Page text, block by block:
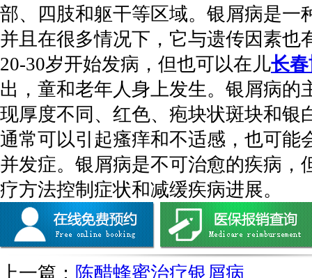
部、四肢和躯干等区域。银屑病是一
并且在很多情况下，它与遗传因素也
20-30岁开始发病，但也可以在儿长
出，童和老年人身上发生。银屑病的
现厚度不同、红色、疱块状斑块和银
通常可以引起瘙痒和不适感，也可能
并发症。银屑病是不可治愈的疾病，
疗方法控制症状和减缓疾病进展。
上一篇： 陈醋蜂蜜治疗银屑病